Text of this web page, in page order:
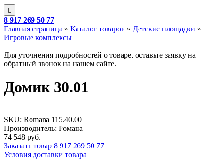
8 917 269 50 77
Главная страница » Каталог товаров » Детские площадки »
Игровые комплексы
Для уточнения подробностей о товаре, оставьте заявку на
обратный звонок на нашем сайте.
Домик 30.01
SKU: Romana 115.40.00
Производитель: Романа
74 548 руб.
Заказать товар 8 917 269 50 77
Условия доставки товара